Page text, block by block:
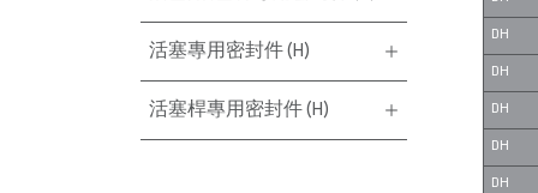
活塞專用密封件 (H)
活塞桿專用密封件 (H)
DH
DH
DH
DH
DH